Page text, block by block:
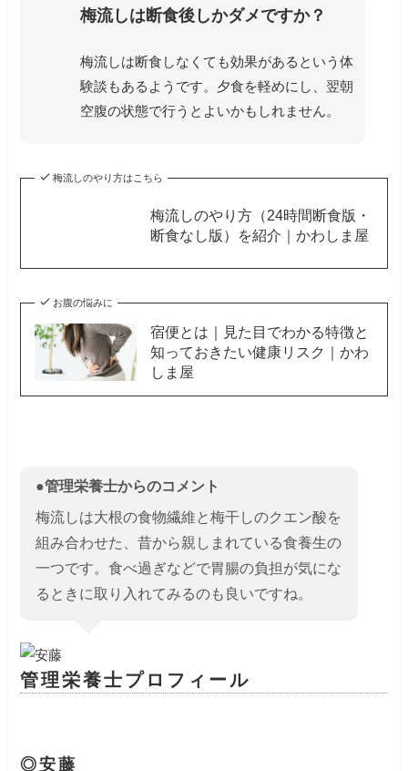
梅流しは断食後しかダメですか？
梅流しは断食しなくても効果があるという体
験談もあるようです。夕食を軽めにし、翌朝
空腹の状態で行うとよいかもしれません。
梅流しのやり方はこちら
梅流しのやり方（24時間断食版・
断食なし版）を紹介｜かわしま屋
お腹の悩みに
宿便とは｜見た目でわかる特徴と
知っておきたい健康リスク｜かわ
しま屋
●管理栄養士からのコメント
梅流しは大根の食物繊維と梅干しのクエン酸を
組み合わせた、昔から親しまれている食養生の
一つです。食べ過ぎなどで胃腸の負担が気にな
るときに取り入れてみるのも良いですね。
管理栄養士プロフィール
◎安藤